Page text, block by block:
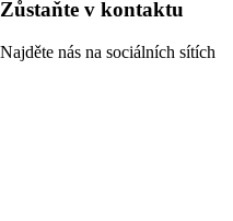
Zůstaňte v kontaktu
Najděte nás na sociálních sítích